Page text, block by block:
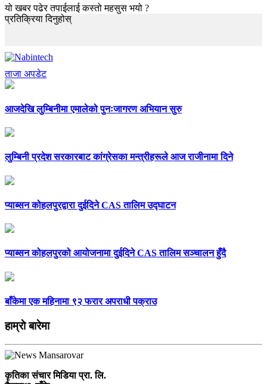
यो खबर पढेर तपाईलाई कस्तो महसुस भयो ?
प्रतिक्रिया दिनुहोस्
ताजा अपडेट
आजदेखि लुम्बिनीमा एमालेको पुनःजागरण अभियान सुरु
लुम्बिनी प्रदेश सरकारबाट कांग्रेसका मन्त्रीहरूले आज राजीनामा दिने
प्याब्सन कोहलपुरद्वारा दुईदिने CAS तालिम उद्घाटन
प्याब्सन कोहलपुरको आयोजनामा दुईदिने CAS तालिम सञ्चालन हुँदै
बाँकेमा एक महिनामा ९२ फरार अपराधी पक्राउ
हाम्राे बारेमा
कृतिका संचार मिडिया प्रा. लि.